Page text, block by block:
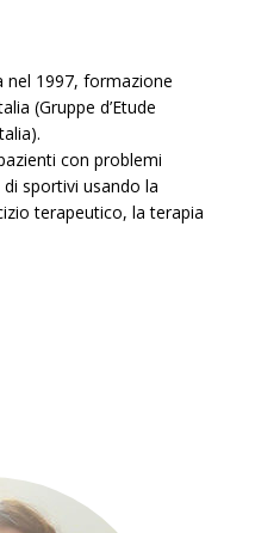
1997, formazione
(Gruppe d’Etude
con problemi
sportivi usando la
terapeutico, la terapia